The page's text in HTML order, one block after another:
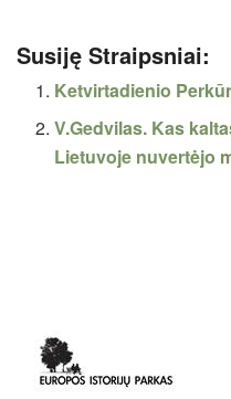
Susiję Straipsniai:
Ketvirtadienio
V.Gedvilas. Kas
Lietuvoje nuvertėjo